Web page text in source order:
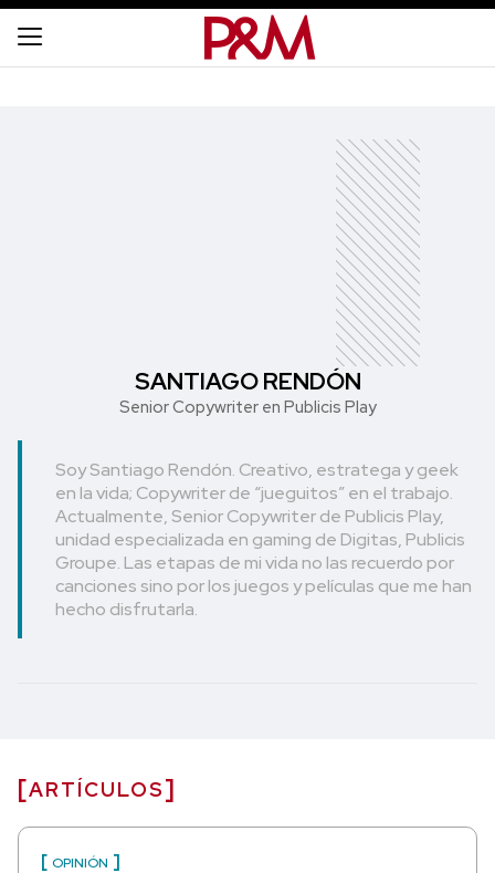
SANTIAGO RENDÓN
Senior Copywriter en Publicis Play
Soy Santiago Rendón. Creativo, estratega y geek
en la vida; Copywriter de “jueguitos” en el trabajo.
Actualmente, Senior Copywriter de Publicis Play,
unidad especializada en gaming de Digitas, Publicis
Groupe. Las etapas de mi vida no las recuerdo por
canciones sino por los juegos y películas que me han
hecho disfrutarla.
ARTÍCULOS
OPINIÓN